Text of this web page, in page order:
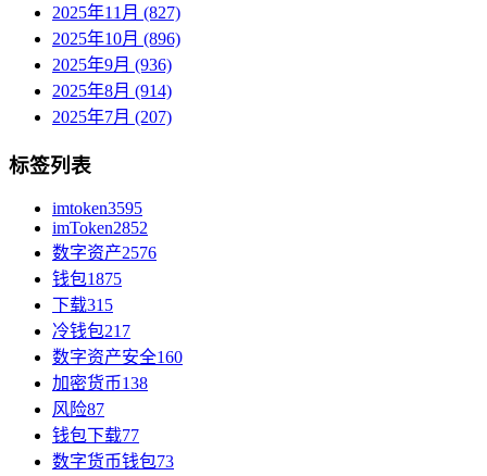
2025年11月 (827)
2025年10月 (896)
2025年9月 (936)
2025年8月 (914)
2025年7月 (207)
标签列表
imtoken3595
imToken2852
数字资产2576
钱包1875
下载315
冷钱包217
数字资产安全160
加密货币138
风险87
钱包下载77
数字货币钱包73